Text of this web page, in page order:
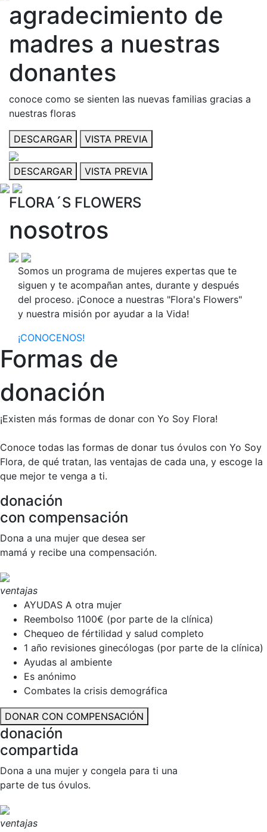
agradecimiento de
madres a nuestras
donantes
conoce como se sienten las nuevas familias gracias a
nuestras floras
DESCARGAR VISTA PREVIA
DESCARGAR VISTA PREVIA
FLORA´S FLOWERS
nosotros
Somos un programa de mujeres expertas que te
siguen y te acompañan antes, durante y después
del proceso. ¡Conoce a nuestras "Flora's Flowers"
y nuestra misión por ayudar a la Vida!
¡CONOCENOS!
Formas de
donación
¡Existen más formas de donar con Yo Soy Flora!
Conoce todas las formas de donar tus óvulos con Yo Soy
Flora, de qué tratan, las ventajas de cada una, y escoge la
que mejor te venga a ti.
donación
con compensación
Dona a una mujer que desea ser
mamá y recibe una compensación.
ventajas
AYUDAS A otra mujer
Reembolso 1100€ (por parte de la clínica)
Chequeo de fértilidad y salud completo
1 año revisiones ginecólogas (por parte de la clínica)
Ayudas al ambiente
Es anónimo
Combates la crisis demográfica
DONAR CON COMPENSACIÓN
donación
compartida
Dona a una mujer y congela para ti una
parte de tus óvulos.
ventajas